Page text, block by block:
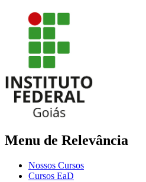
Menu de Relevância
Nossos Cursos
Cursos EaD